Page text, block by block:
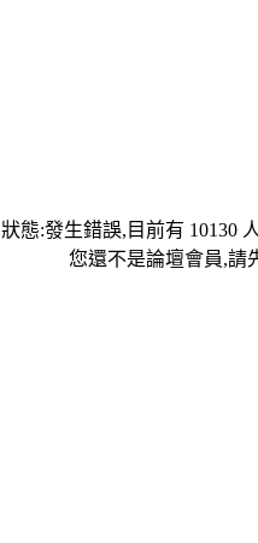
狀態:發生錯誤,目前有 10130
您還不是論壇會員,請